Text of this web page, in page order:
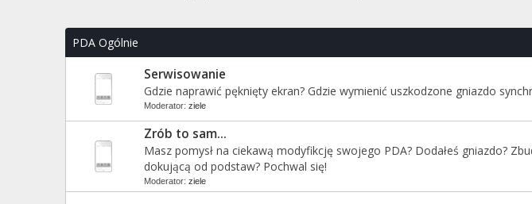
PDA Ogólnie
Serwisowanie
Gdzie naprawić pęknięty ekran? Gdzie wymienić uszkodzone gniazdo
Moderator:ziele
Zrób to sam...
Masz pomysł na ciekawą modyfikcję swojego PDA? Dodałeś gniazdo?
dokującą od podstaw? Pochwal się!
Moderator:ziele